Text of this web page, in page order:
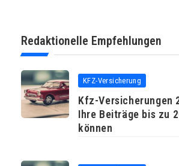
Redaktionelle Empfehlungen
KFZ-Versicherung
Kfz-Versicherungen
Ihre Beiträge bis zu
können